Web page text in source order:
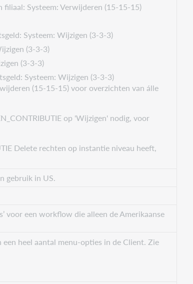
Systeem: Verwijderen (15-15-15)
Systeem: Wijzigen (3-3-3)
(3-3-3)
(3-3-3)
Systeem: Wijzigen (3-3-3)
(15-15-15) voor overzichten van álle
op 'Wijzigen' nodig, voor
Delete rechten op instantie niveau heeft,
gebruik in US.
voor een workflow die alleen de Amerikaanse
heel aantal menu-opties in de Client. Zie